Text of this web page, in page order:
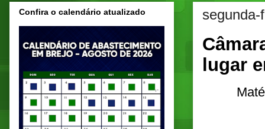
lugar
Confira o calendário atualizado